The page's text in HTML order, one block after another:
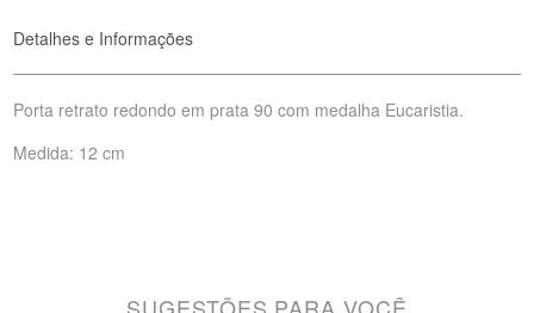
Detalhes e Informações
Porta retrato redondo em prata 90 com medalha Eucaristia.
Medida: 12 cm